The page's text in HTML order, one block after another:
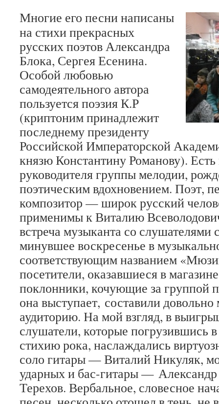
Многие его песни написаны
на стихи прекрасных
русских поэтов Александра
Блока, Сергея Есенина.
Особой любовью
самодеятельного автора
пользуется поэзия К.Р
(криптоним принадлежит
последнему президенту
Российской Императорской
князю Константину Романову). Есть
руководителя группы мелодии,
поэтическим вдохновением. Поэт,
композитор — широк русский
применимы к Виталию
встреча музыканта со слушателями
минувшее воскресенье в
соответствующим названием
посетители, оказавшиеся в
поклонники, кочующие за группой
она выступает, составили
аудиторию. На мой взгляд, в
слушатели, которые погрузившись
стихию рока, наслаждались
соло гитары — Виталий Никуляк,
ударных и бас-гитары —
Терехов. Вербальное, словесное